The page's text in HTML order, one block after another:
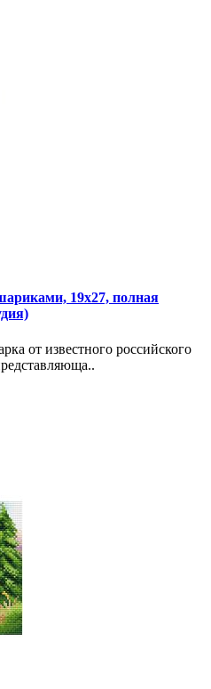
19x27, полная
от известного российского